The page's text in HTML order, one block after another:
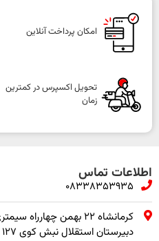
امکان پرداخت آنلاین
تحویل اکسپرس در کمترین
زمان
اطلاعات تماس
08338353935
کرمانشاه ۲۲ بهمن
دبیرستان استقلال نبش کوی ۱۲۷ خانه پروتئین آمویی